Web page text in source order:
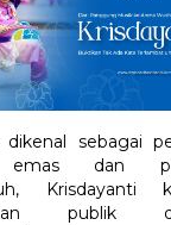
sebagai
emas dan
Krisdayanti
publik